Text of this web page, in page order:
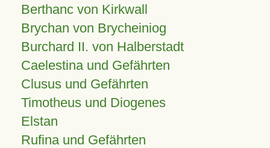
Berthanc von Kirkwall
Brychan von Brycheiniog
Burchard II. von Halberstadt
Caelestina und Gefährten
Clusus und Gefährten
Timotheus und Diogenes
Elstan
Rufina und Gefährten